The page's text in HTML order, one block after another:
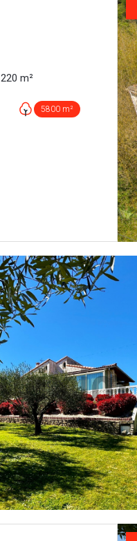
Villa 8 pièce(s) 4 chambre(s) 220 m²
5800 m²